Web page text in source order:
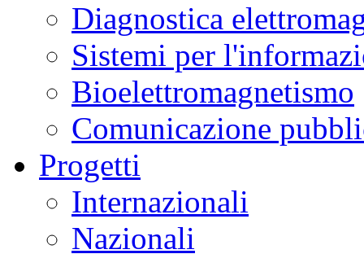
Diagnostica
Sistemi per
Bioelettromagnetismo
Comunicazione
Progetti
Internazionali
Nazionali